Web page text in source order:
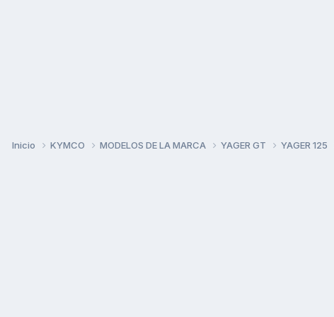
Inicio KYMCO MODELOS DE LA MARCA YAGER GT YAGER 125